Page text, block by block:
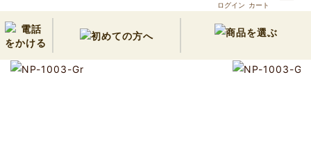
ログイン カート
誕生日プレゼント・長寿祝い・退職祝い｜1人用色紙タイプ(G
reen)